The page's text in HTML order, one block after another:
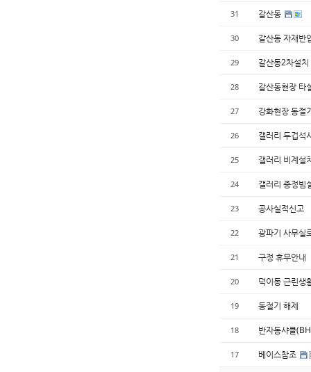
31 갈산동
30 갈산동 자재반
29 갈산동2차설치
28 갈산동현장 타
27 강화현장 동절
26 갤러리 두겁석
25 갤러리 비계설
24 갤러리 중정빔
23 공사실적신고
22 광파기 사무실
21 구정 휴무안내
20 덕이동 근린생
19 동절기 해제
18 반자동샤클
17 베이스참조